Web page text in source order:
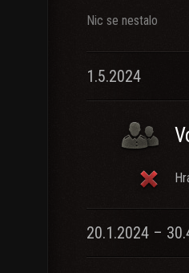
Nic se nestalo
1.5.2024
20.1.2024 –